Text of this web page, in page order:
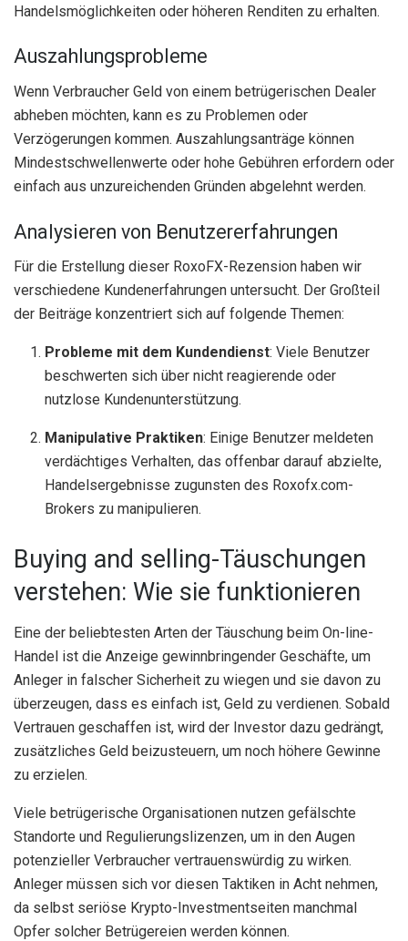
Handelsmöglichkeiten oder höheren Renditen zu erhalten.
Auszahlungsprobleme
Wenn Verbraucher Geld von einem betrügerischen Dealer
abheben möchten, kann es zu Problemen oder
Verzögerungen kommen. Auszahlungsanträge können
Mindestschwellenwerte oder hohe Gebühren erfordern oder
einfach aus unzureichenden Gründen abgelehnt werden.
Analysieren von Benutzererfahrungen
Für die Erstellung dieser RoxoFX-Rezension haben wir
verschiedene Kundenerfahrungen untersucht. Der Großteil
der Beiträge konzentriert sich auf folgende Themen:
Probleme mit dem Kundendienst: Viele Benutzer
beschwerten sich über nicht reagierende oder
nutzlose Kundenunterstützung.
Manipulative Praktiken: Einige Benutzer meldeten
verdächtiges Verhalten, das offenbar darauf abzielte,
Handelsergebnisse zugunsten des Roxofx.com-
Brokers zu manipulieren.
Buying and selling-Täuschungen
verstehen: Wie sie funktionieren
Eine der beliebtesten Arten der Täuschung beim On-line-
Handel ist die Anzeige gewinnbringender Geschäfte, um
Anleger in falscher Sicherheit zu wiegen und sie davon zu
überzeugen, dass es einfach ist, Geld zu verdienen. Sobald
Vertrauen geschaffen ist, wird der Investor dazu gedrängt,
zusätzliches Geld beizusteuern, um noch höhere Gewinne
zu erzielen.
Viele betrügerische Organisationen nutzen gefälschte
Standorte und Regulierungslizenzen, um in den Augen
potenzieller Verbraucher vertrauenswürdig zu wirken.
Anleger müssen sich vor diesen Taktiken in Acht nehmen,
da selbst seriöse Krypto-Investmentseiten manchmal
Opfer solcher Betrügereien werden können.